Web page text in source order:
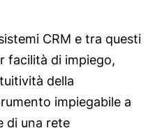
CRM e tra questi
facilità di impiego,
della
impiegabile a
di una rete